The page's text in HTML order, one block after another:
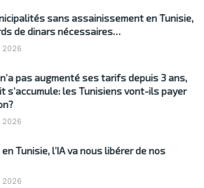
sans assainissement en Tunisie,
de dinars nécessaires…
2026
n’a pas augmenté ses tarifs depuis 3 ans,
s’accumule: les Tunisiens vont-ils payer
2026
Tunisie, l’IA va nous libérer de nos
2026